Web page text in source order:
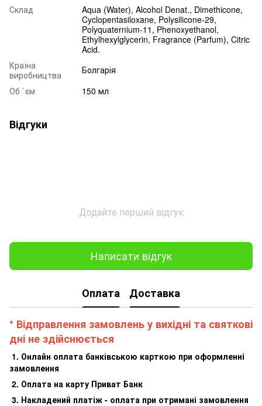
Склад
Aqua (Water), Alcohol Denat., Dimethicone,
Cyclopentasiloxane, Polysilicone-29,
Polyquaternium-11, Phenoxyethanol,
Ethylhexylglycerin, Fragrance (Parfum), Citric
Acid.
Країна
виробництва
Болгарія
Об `єм
150 мл
Відгуки
Додайте перший відгук
Написати відгук
Оплата Доставка
* Відправлення замовлень у вихідні та святкові
дні не здійснюється
1. Онлайн оплата банківською карткою при оформленні
замовлення
2. Оплата на карту Приват Банк
3. Накладений платіж - оплата при отримані замовлення